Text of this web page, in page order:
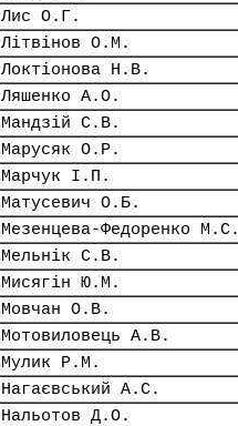
Лис О.Г.
Літвінов О.М.
Локтіонова Н.В.
Ляшенко А.О.
Мандзій С.В.
Марусяк О.Р.
Марчук І.П.
Матусевич О.Б.
Мезенцева-Федоренко М.С.
Мельнік С.В.
Мисягін Ю.М.
Мовчан О.В.
Мотовиловець А.В.
Мулик Р.М.
Нагаєвський А.С.
Нальотов Д.О.